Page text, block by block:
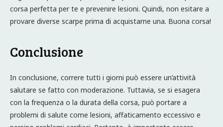
corsa perfetta per te e prevenire lesioni. Quindi, non esitare a
provare diverse scarpe prima di acquistarne una. Buona corsa!
Conclusione
In conclusione, correre tutti i giorni può essere un’attività
salutare se fatto con moderazione. Tuttavia, se si esagera
con la frequenza o la durata della corsa, può portare a
problemi di salute come lesioni, affaticamento eccessivo e